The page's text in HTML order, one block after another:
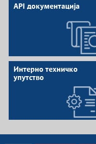
API документација
Интерно техничко
упутство